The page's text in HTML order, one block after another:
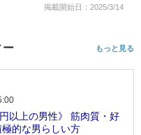
掲載開始日：2025/3/14
ー もっと見る
以上の男性》 筋肉質・好
的な男らしい方